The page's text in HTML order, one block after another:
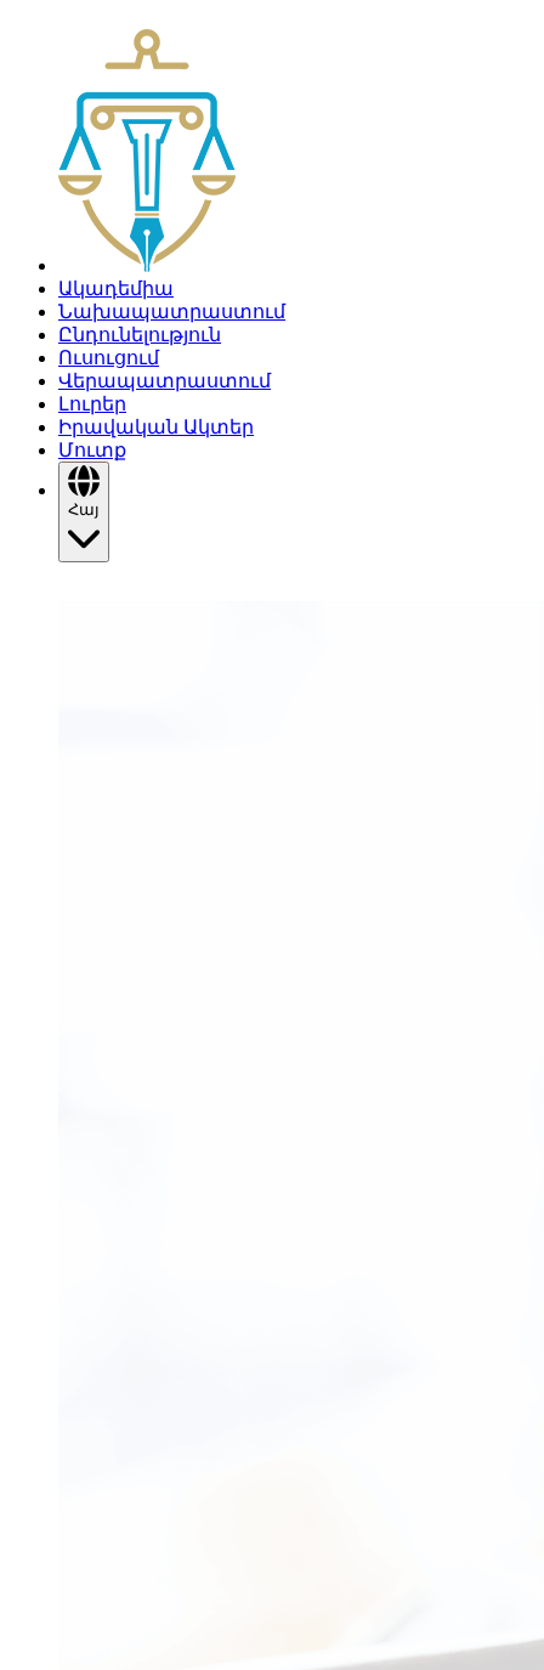
Ակադեմիա
Նախապատրաստում
Ընդունելություն
Ուսուցում
Վերապատրաստում
Լուրեր
Իրավական Ակտեր
Մուտք
Հայ